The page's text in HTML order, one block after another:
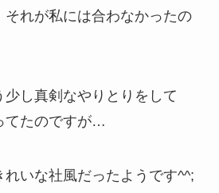
それが私には合わなかったの
し真剣なやりとりをして
てたのですが…
いな社風だったようです^^;